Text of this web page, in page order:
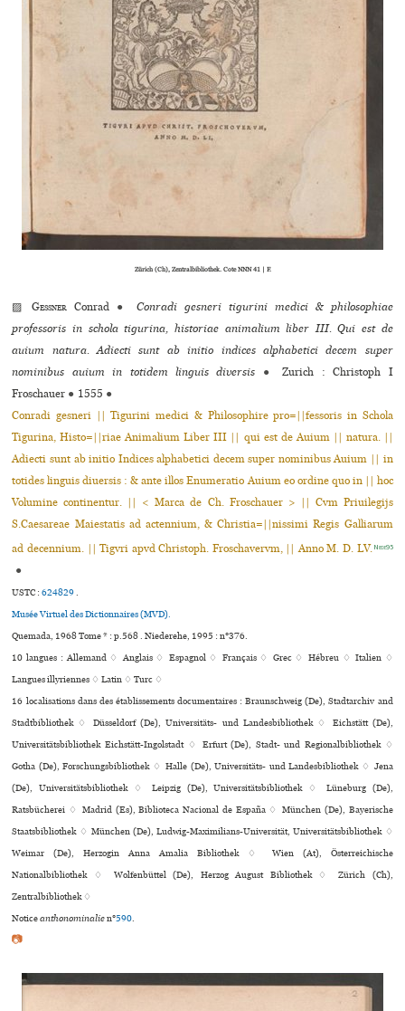
Zürich (Ch), Zentralbibliothek. Cote NNN 41 | F.
▨Gessner Conrad ●
Conradi gesneri tigurini medici & philosophiae
professoris in schola tigurina, historiae animalium liber III. Qui est de
auium natura. Adiecti sunt ab initio indices alphabetici decem super
nominibus auium in totidem linguis diversis
●
Zurich : Christoph I
Froschauer ● 1555 ●
Conradi gesneri || Tigurini medici & Philosophire pro=||fessoris in Schola
Tigurina, Histo=||riae Animalium Liber III || qui est de Auium || natura. ||
Adiecti sunt ab initio Indices alphabetici decem super nominibus Auium || in
totides linguis diuersis : & ante illos Enumeratio Auium eo ordine quo in || hoc
Volumine continentur. || < Marca de Ch. Froschauer > || Cvm Priuilegijs
S.Caesareae Maiestatis ad actennium, & Christia=||nissimi Regis Galliarum
ad decennium. || Tigvri apvd Christoph. Froschavervm, || Anno M. D. LV. Niede95
●
USTC :624829.
Musée Virtuel des Dictionnaires (MVD).
Quemada, 1968 Tome * : p.568 . Niederehe, 1995 : n°376.
10 langues :Allemand ♢Anglais ♢ Espagnol ♢ Français ♢ Grec ♢ Hébreu ♢ Italien ♢
Langues illyriennes ♢Latin ♢Turc ♢
16 localisations dans des établissements documentaires : Braunschweig (De), Stadtarchiv and
Stadtbibliothek ♢ Düsseldorf (De), Universitäts- und Landesbibliothek ♢ Eichstätt (De),
Universitätsbibliothek Eichstätt-Ingolstadt ♢ Erfurt (De), Stadt- und Regionalbibliothek ♢
Gotha (De), Forschungsbibliothek ♢ Halle (De), Universitäts- und Landesbibliothek ♢ Jena
(De), Universitätsbibliothek ♢ Leipzig (De), Universitätsbibliothek ♢ Lüneburg (De),
Ratsbücherei ♢ Madrid (Es), Biblioteca Nacional de España ♢ München (De), Bayerische
Staatsbibliothek ♢ München (De), Ludwig-Maximilians-Universität, Universitätsbibliothek ♢
Weimar (De), Herzogin Anna Amalia Bibliothek ♢ Wien (At), Österreichische
Nationalbibliothek ♢ Wolfenbüttel (De), Herzog August Bibliothek ♢ Zürich (Ch),
Zentralbibliothek ♢
Noticeanthonominalien°590.
📷